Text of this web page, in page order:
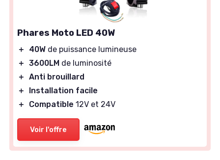
Phares Moto LED 40W
＋ 40W de puissance lumineuse
＋ 3600LM de luminosité
＋ Anti brouillard
＋
Installation facile
＋
Compatible 12V et 24V
Voir l'offre